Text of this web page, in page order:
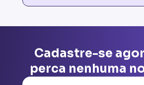
Cadastre-se
perca nenhuma